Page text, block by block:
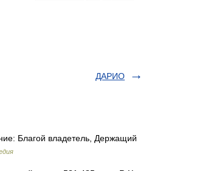
ДАРИО
Благой владетель, Держащий